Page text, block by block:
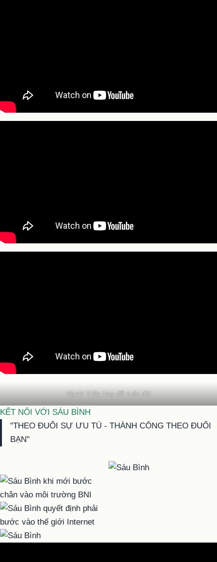
Người Thầy thay đổi cuộc đời
KẾT NỐI VỚI SÁU BÌNH
"THEO ĐUỔI SỰ ƯU TÚ - THÀNH CÔNG THEO ĐUỔI
BẠN"